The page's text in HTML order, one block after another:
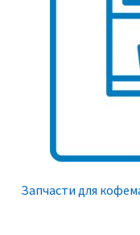
Запчасти для